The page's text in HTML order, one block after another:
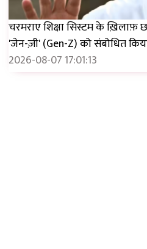
चरमराए शिक्षा सिस्टम के ख़िलाफ़
'जेन-ज़ी' (Gen-Z) को संबोधित
2026-08-07 17:01:13